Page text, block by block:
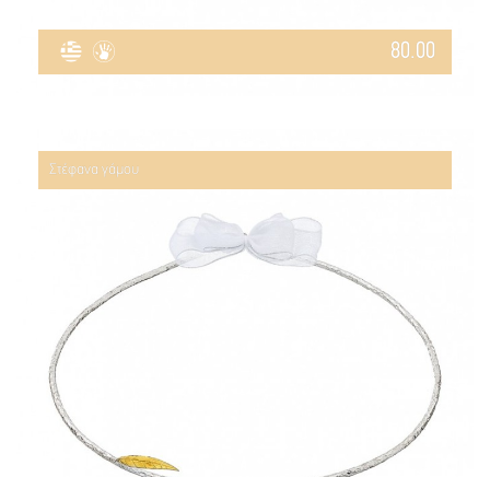
80.00
Στέφανα γάμου